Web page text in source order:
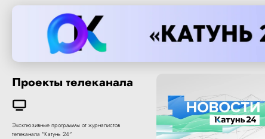
Проекты телеканала
Эксклюзивные программы от журналистов
телеканала "Катунь 24"